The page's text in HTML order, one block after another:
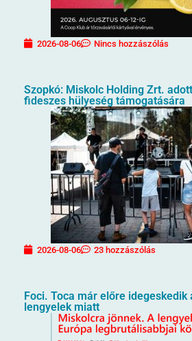
2026-08-06 Nincs hozzászólás
Szopkó: Miskolc Holding Zrt.
fideszes hülyeség támogatására
2026-08-06 23 hozzászólás
Foci. Toca már előre idegeskedik
lengyelek miatt